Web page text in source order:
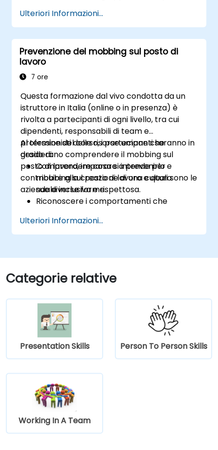
Ulteriori Informazioni...
Prevenzione del mobbing sul posto di
lavoro
7 ore
Questa formazione dal vivo condotta da un
istruttore in Italia (online o in presenza) è
rivolta a partecipanti di ogni livello, tra cui
dipendenti, responsabili di team e
professionisti delle risorse umane che
desiderano comprendere il mobbing sul
posto di lavoro, imparare a prevenirlo e
contribuire alla creazione di una cultura
aziendale inclusiva e rispettosa.
Al termine del corso, i partecipanti saranno in
grado di:
Comprendere cosa si intende per
mobbing sul posto di lavoro e quali sono le
sue diverse forme.
Riconoscere i comportamenti che
rispettoso.
Reagire in modo efficace di fronte a
Conoscere le normative legali e le
politiche aziendali riguardanti la
prevenzione del mobbing.
positiva, inclusiva e rispettosa.
Ulteriori Informazioni...
Categorie relative
Presentation Skills Person To Person Skills
Working In A Team